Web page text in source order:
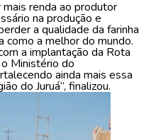
renda ao produtor
na produção e
a qualidade da farinha
como a melhor do mundo.
a implantação da Rota
Ministério do
ainda mais essa
do Juruá”, finalizou.